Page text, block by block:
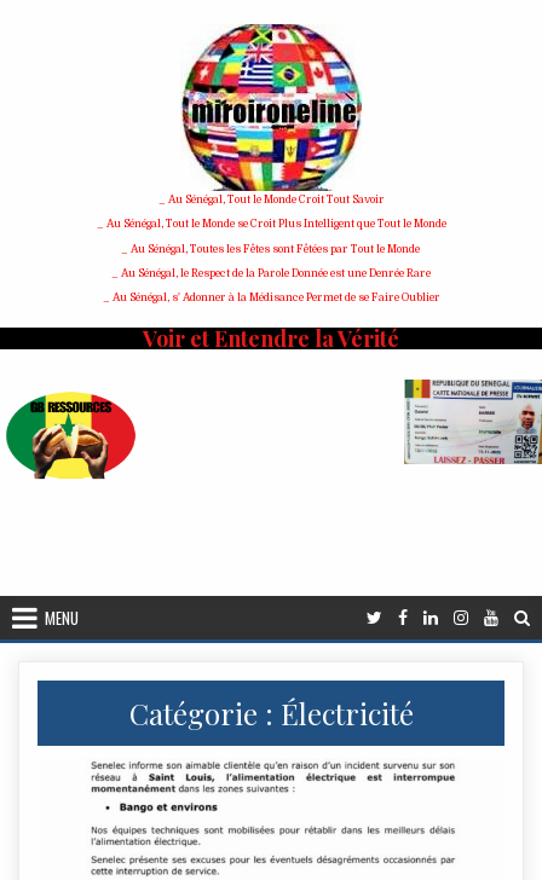
_ Au Sénégal, Tout le Monde Croit Tout Savoir
_ Au Sénégal, Tout le Monde se Croit Plus Intelligent que Tout le Monde
_ Au Sénégal, Toutes les Fêtes sont Fêtées par Tout le Monde
_ Au Sénégal, le Respect de la Parole Donnée est une Denrée Rare
_ Au Sénégal, s' Adonner à la Médisance Permet de se Faire Oublier
Voir et Entendre la Vérité
MENU
Catégorie : Électricité